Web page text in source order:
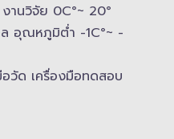
านวิจัย 0C°~ 20°
อุณหภูมิ​ต่ำ -​1C°~ -​
วัด เครื่องมือทดสอบ